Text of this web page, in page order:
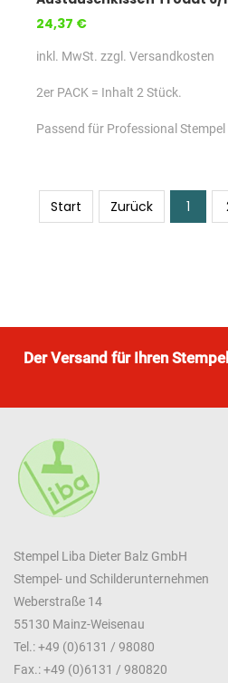
24,37 €
inkl. MwSt. zzgl. Versandkosten
2er PACK = Inhalt 2 Stück.
Passend für Professional
Start Zurück 1
Der Versand für Ihren
Stempel Liba Dieter Balz GmbH
Stempel- und Schilderunternehmen
Weberstraße 14
55130 Mainz-Weisenau
Tel.: +49 (0)6131 / 98080
Fax.: +49 (0)6131 / 980820